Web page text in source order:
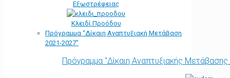
Εξωστρέφειας
Κλειδί Προόδου
Πρόγραμμα “Δίκαιη Αναπτυξιακή Μετάβαση
2021-2027”
Πρόγραμμα "Δίκαιη Αναπτυξιακής